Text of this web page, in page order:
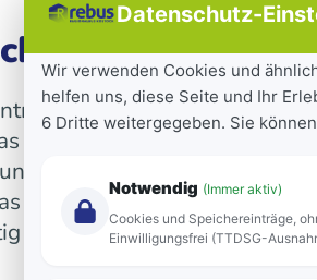
landesweit
Bestandteil der seit
Land das Ziel, Städte und
die Mobilität für
landesweite Netz 16
auf einen Blick zu erkennen.
Datenschutz-
Wir verwenden Cookies und
helfen uns, diese Seite und Ihr
6 Dritte weitergegeben. Sie
Notwendig (Immer aktiv)
Cookies und Speichereinträge,
Einwilligungsfrei (TTDSG-